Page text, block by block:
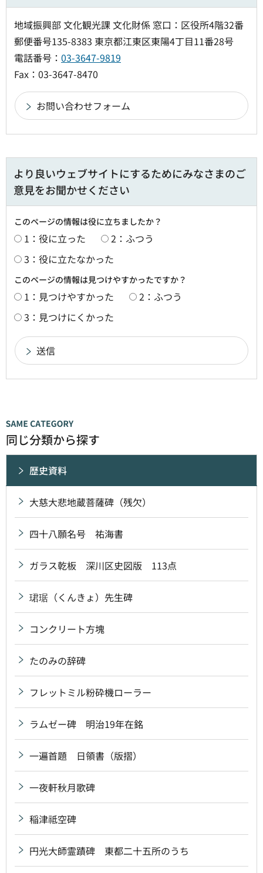
地域振興部 文化観光課 文化財係 窓口：区役所4階32番
郵便番号135-8383 東京都江東区東陽4丁目11番28号
電話番号： 03-3647-9819
Fax：03-3647-8470
より良いウェブサイトにするためにみなさまのご
意見をお聞かせください
このページの情報は役に立ちましたか？
1：役に立った
2：ふつう
3：役に立たなかった
このページの情報は見つけやすかったですか？
1：見つけやすかった
2：ふつう
3：見つけにくかった
同じ分類から探す
歴史資料
大慈大悲地蔵菩薩碑（残欠）
四十八願名号 祐海書
ガラス乾板 深川区史図版 113点
珺琚（くんきょ）先生碑
コンクリート方塊
たのみの辞碑
フレットミル粉砕機ローラー
ラムゼー碑 明治19年在銘
一遍首題 日領書（版摺）
一夜軒秋月歌碑
稲津祗空碑
円光大師霊蹟碑 東都二十五所のうち